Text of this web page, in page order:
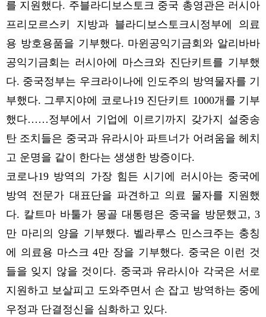
를 지원했다. 주블라디보스토크 중국 총영관은 러시아
프리모르스키 지방과 블라디보스토크시정부에 의료
용 방호용품을 기부했다. 마윈공익기금회와 알리바바
공익기금회는 러시아에 마스크와 진단키트를 기부했
다. 중국정부는 우크라이나에 인도주의 방역물자를 기
부했다. 그루지야에 코로나19 진단키트 1000개를 기부
했다……정부에서 기업에 이르기까지 갖가지 설중송
탄 조치들은 중국과 유라시아 파트너가 어려움을 헤치
고 운명을 같이 한다는 생생한 방증이다.
코로나19 방역의 가장 힘든 시기에 러시아는 중국에
방역 전문가 대표단을 파견하고 의료 물자를 지원했
다. 칼트마 바툴가 몽골 대통령은 중국을 방문했고, 3
만 마리의 양을 기부했다. 벨라루스 민스크주는 충칭
에 의료용 마스크 4만 장을 기부했다. 중국은 이런 것
들을 잊지 않을 것이다. 중국과 유라시아 각국은 서로
지원하고 보살피고 도와주면서 손 잡고 방역하는 중에
우정과 단결정신을 심화하고 있다.